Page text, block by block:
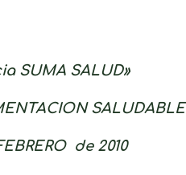
SUMA SALUD»
SALUDABLE
de 2010